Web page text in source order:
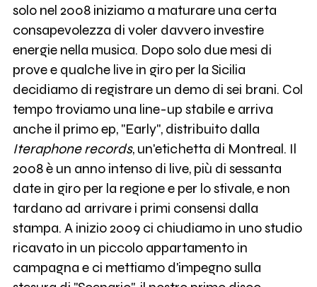
solo nel 2008 iniziamo a maturare una certa
consapevolezza di voler davvero investire
energie nella musica. Dopo solo due mesi di
prove e qualche live in giro per la Sicilia
decidiamo di registrare un demo di sei brani. Col
tempo troviamo una line-up stabile e arriva
anche il primo ep, "Early", distribuito dalla
Iteraphone records, un'etichetta di Montreal. Il
2008 è un anno intenso di live, più di sessanta
date in giro per la regione e per lo stivale, e non
tardano ad arrivare i primi consensi dalla
stampa. A inizio 2009 ci chiudiamo in uno studio
ricavato in un piccolo appartamento in
campagna e ci mettiamo d'impegno sulla